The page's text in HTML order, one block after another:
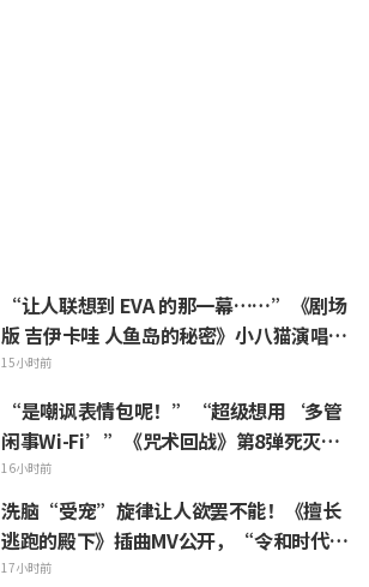
“让人联想到 EVA 的那一幕……”《剧场
版 吉伊卡哇 人鱼岛的秘密》小八猫演唱的
不安 PV 引发热议
15小时前
“是嘲讽表情包呢！”“超级想用‘多管
闲事Wi-Fi’”《咒术回战》第8弹死灭回
游表情包上线引发粉丝狂喜
16小时前
洗脑“受宠”旋律让人欲罢不能！《擅长
逃跑的殿下》插曲MV公开，“令和时代的
时代剧居然出角色歌”引发热议
17小时前